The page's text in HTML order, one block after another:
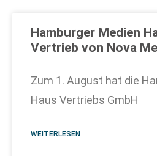
Hamburger Medien
Vertrieb von Nova
Zum 1. August hat die
Haus Vertriebs GmbH
WEITERLESEN